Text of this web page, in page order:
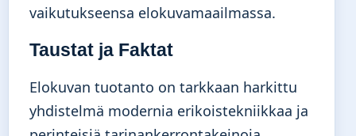
vaikutukseensa elokuvamaailmassa.
Taustat ja Faktat
Elokuvan tuotanto on tarkkaan harkittu
yhdistelmä modernia erikoistekniikkaa ja